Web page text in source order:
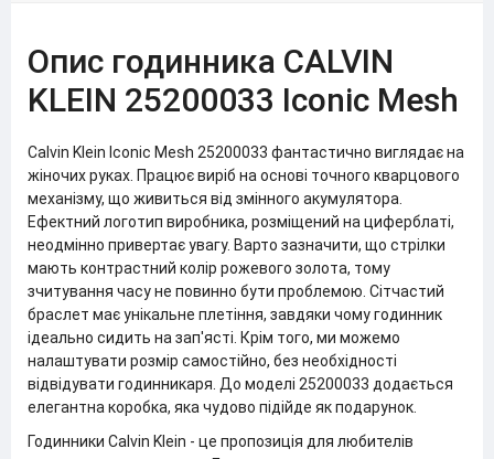
Опис годинника CALVIN
KLEIN 25200033 Iconic Mesh
Calvin Klein Iconic Mesh 25200033 фантастично виглядає на
жіночих руках. Працює виріб на основі точного кварцового
механізму, що живиться від змінного акумулятора.
Ефектний логотип виробника, розміщений на циферблаті,
неодмінно привертає увагу. Варто зазначити, що стрілки
мають контрастний колір рожевого золота, тому
зчитування часу не повинно бути проблемою. Сітчастий
браслет має унікальне плетіння, завдяки чому годинник
ідеально сидить на зап'ясті. Крім того, ми можемо
налаштувати розмір самостійно, без необхідності
відвідувати годинникаря. До моделі 25200033 додається
елегантна коробка, яка чудово підійде як подарунок.
Годинники Calvin Klein - це пропозиція для любителів